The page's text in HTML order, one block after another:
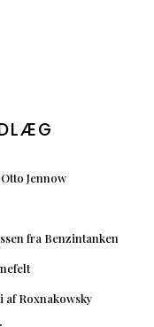
Jennow
fra Benzintanken
af Roxnakowsky